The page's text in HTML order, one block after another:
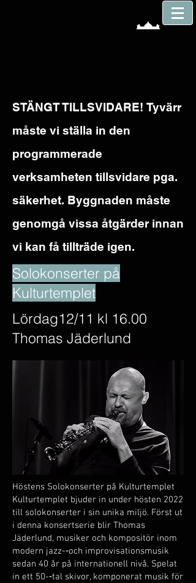
STÄNGT TILLSVIDARE! Tyvärr
måste vi ställa in den
programmerade
verksamheten tillsvidare pga.
säkerhet. Byggnaden måste
genomgå vissa åtgärder innan
vi kan få tillträde igen.
Solokonserter på
Kulturtemplet
Lördag12/11 kl 16.00
Thomas Jäderlund
Höstens Solokonserter på Kulturtemplet
Kulturtemplet bjuder in under hösten 2022
till solokonserter i sin unika miljö. Först ut
i denna konsertserie blir Thomas
Jäderlund, musiker och kompositör inom
modern jazz-­‐och improvisationsmusik
sedan 40 år på internationell nivå. Spelat
in ett 50-­‐tal skivor, komponerat musik för